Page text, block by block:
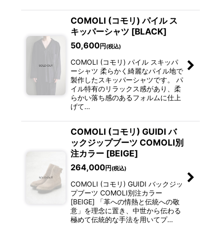
COMOLI (コモリ) パイル ス
キッパーシャツ [BLACK]
50,600円 (税込)
COMOLI (コモリ) パイル スキッパ
ーシャツ 柔らかく綺麗なパイル地で
製作したスキッパーシャツです。 パ
イル特有のリラックス感があり、柔
らかい落ち感のあるフォルムに仕上
げて…
COMOLI (コモリ) GUIDI バ
ックジップブーツ COMOLI別
注カラー [BEIGE]
264,000円 (税込)
COMOLI (コモリ) GUIDI バックジッ
プブーツ COMOLI別注カラー
[BEIGE] 「革への情熱と伝統への敬
意」を理念に置き、中世から伝わる
極めて伝統的な手法を用いてプ…